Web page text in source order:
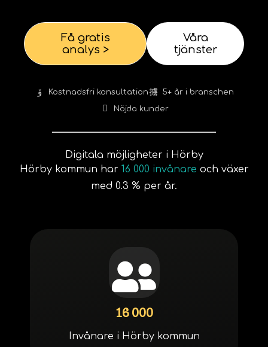
Få gratis
analys >
Våra
tjänster
Kostnadsfri konsultation
5+ år i branschen
Nöjda kunder
Digitala möjligheter i Hörby
Hörby kommun har 16 000 invånare och växer
med 0.3 % per år.
16 000
Invånare i Hörby kommun